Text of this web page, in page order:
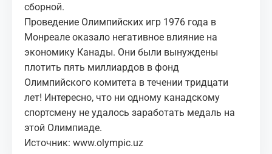
сборной.
Проведение Олимпийских игр 1976 года в
Монреале оказало негативное влияние на
экономику Канады. Они были вынуждены
плотить пять миллиардов в фонд
Олимпийского комитета в течении тридцати
лет! Интересно, что ни одному канадскому
спортсмену не удалось заработать медаль на
этой Олимпиаде.
Источник: www.olympic.uz